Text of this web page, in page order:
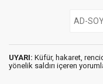
UYARI: Küfür, hakaret,
yönelik saldırı içeren